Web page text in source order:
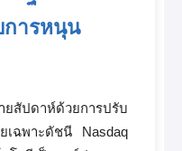
การหนุน
สัปดาห์ด้วยการปรับ
เฉพาะดัชนี Nasdaq